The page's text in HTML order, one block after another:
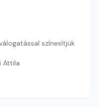
színesítjük
Attila